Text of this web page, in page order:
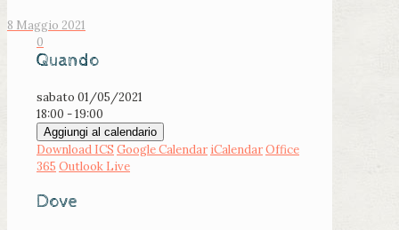
8 Maggio 2021
0
Quando
sabato 01/05/2021
18:00 - 19:00
Aggiungi al calendario
Download ICS Google Calendar iCalendarOffice
365 Outlook Live
Dove